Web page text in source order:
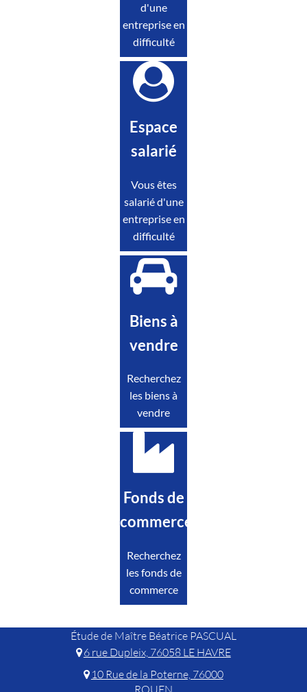
d'une
entreprise en
difficulté
Espace
salarié
Vous êtes
salarié d'une
entreprise en
difficulté
Biens à
vendre
Recherchez
les biens à
vendre
Fonds de
commerce
Recherchez
les fonds de
commerce
Étude de Maître Béatrice PASCUAL
6 rue Dupleix, 76058 LE HAVRE
10 Rue de la Poterne, 76000
ROUEN